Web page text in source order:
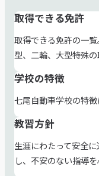
関
連
ペ
ー
ジ
取得できる免許
取得できる免許の一
型、二輪、大型特殊の
学校の特徴
七尾自動車学校の特徴
教習方針
生涯にわたって安全
し、不安のない指導を